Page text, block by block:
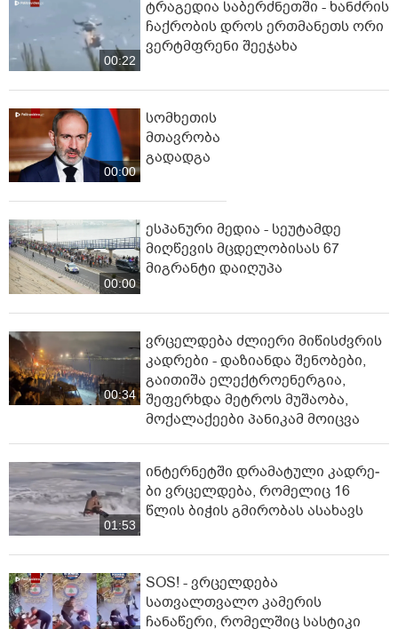
00:22
ტრაგედია საბერძნეთში - ხანძრის
ჩაქრობის დროს ერთმანეთს ორი
ვერტმფრენი შეეჯახა
00:00
სომხეთის
მთავრობა
გადადგა
00:00
ესპანური მედია - სეუტამდე
მიღწევის მცდელობისას 67
მიგრანტი დაიღუპა
00:34
ვრცელდება ძლიერი მიწისძვრის
კადრები - დაზიანდა შენობები,
გაითიშა ელექტროენერგია,
შეფერხდა მეტროს მუშაობა,
მოქალაქეები პანიკამ მოიცვა
01:53
ინ­ტერ­ნეტ­ში დრა­მა­ტუ­ლი კად­რე­
ბი ვრცელდება, რომელიც 16
წლის ბიჭის გმირობას ასახავს
SOS! - ვრცელდება
სათვალთვალო კამერის
ჩანაწერი, რომელშიც სასტიკი